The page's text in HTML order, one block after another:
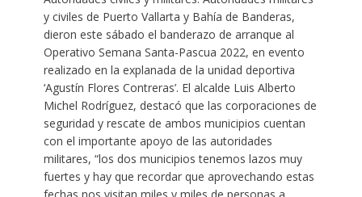
y civiles de Puerto Vallarta y Bahía de Banderas,
dieron este sábado el banderazo de arranque al
Operativo Semana Santa-Pascua 2022, en evento
realizado en la explanada de la unidad deportiva
‘Agustín Flores Contreras’. El alcalde Luis Alberto
Michel Rodríguez, destacó que las corporaciones de
seguridad y rescate de ambos municipios cuentan
con el importante apoyo de las autoridades
militares, “los dos municipios tenemos lazos muy
fuertes y hay que recordar que aprovechando estas